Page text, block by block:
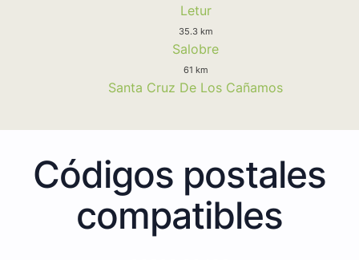
Letur
35.3 km
Salobre
61 km
Santa Cruz De Los Cañamos
Códigos postales
compatibles